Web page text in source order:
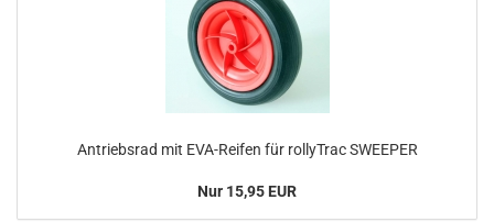
Antriebsrad mit EVA-Reifen für rollyTrac SWEEPER
Nur 15,95 EUR